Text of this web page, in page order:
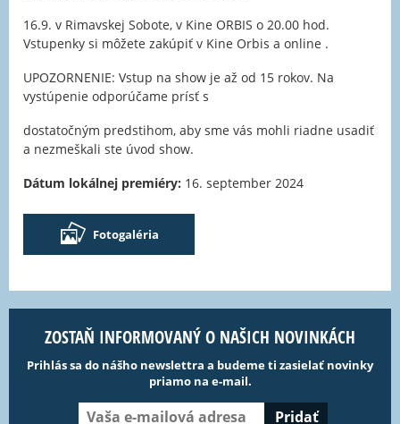
16.9. v Rimavskej Sobote, v Kine ORBIS o 20.00 hod.
Vstupenky si môžete zakúpiť v Kine Orbis a online .
UPOZORNENIE: Vstup na show je až od 15 rokov. Na
vystúpenie odporúčame prísť s
dostatočným predstihom, aby sme vás mohli riadne usadiť
a nezmeškali ste úvod show.
Dátum lokálnej premiéry: 16. september 2024
Fotogaléria
ZOSTAŇ INFORMOVANÝ O NAŠICH NOVINKÁCH
Prihlás sa do nášho newslettra a budeme ti zasielať novinky
priamo na e-mail.